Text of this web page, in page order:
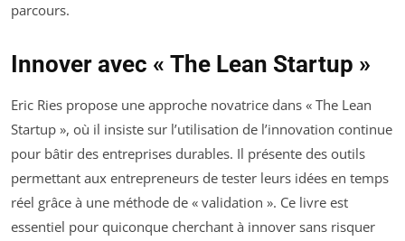
parcours.
Innover avec « The Lean Startup »
Eric Ries propose une approche novatrice dans « The Lean
Startup », où il insiste sur l’utilisation de l’innovation continue
pour bâtir des entreprises durables. Il présente des outils
permettant aux entrepreneurs de tester leurs idées en temps
réel grâce à une méthode de « validation ». Ce livre est
essentiel pour quiconque cherchant à innover sans risquer